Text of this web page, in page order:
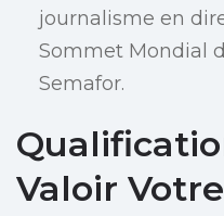
journalisme en
Sommet Mondial
Semafor.
Valoir